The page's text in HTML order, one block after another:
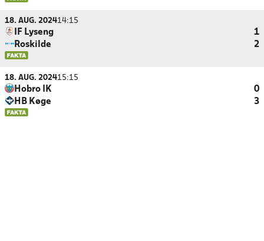
18. AUG. 202414:15
IF Lyseng
1
Roskilde
2
18. AUG. 202415:15
Hobro IK
0
HB Køge
3